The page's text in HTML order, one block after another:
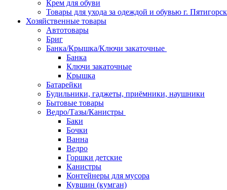
Крем для обуви
Товары для ухода за одеждой и обувью г. Пятигорск
Хозяйственные товары
Автотовары
Бриг
Банка/Крышка/Ключи закаточные
Банка
Ключи закаточные
Крышка
Батарейки
Будильники, гаджеты, приёмники, наушники
Бытовые товары
Ведро/Тазы/Канистры
Баки
Бочки
Ванна
Ведро
Горшки детские
Канистры
Контейнеры для мусора
Кувшин (кумган)